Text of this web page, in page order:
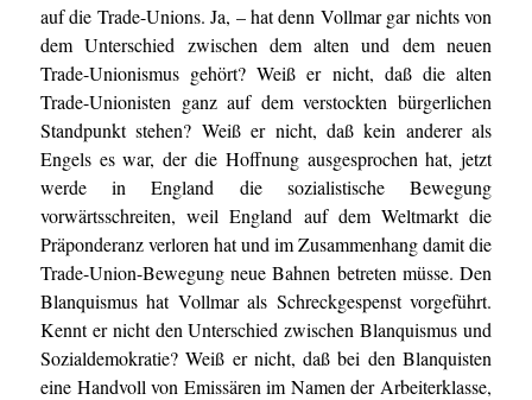
auf die Trade-Unions. Ja, – hat denn Vollmar gar nichts von
dem Unterschied zwischen dem alten und dem neuen
Trade-Unionismus gehört? Weiß er nicht, daß die alten
Trade-Unionisten ganz auf dem verstockten bürgerlichen
Standpunkt stehen? Weiß er nicht, daß kein anderer als
Engels es war, der die Hoffnung ausgesprochen hat, jetzt
werde in England die sozialistische Bewegung
vorwärtsschreiten, weil England auf dem Weltmarkt die
Präponderanz verloren hat und im Zusammenhang damit die
Trade-Union-Bewegung neue Bahnen betreten müsse. Den
Blanquismus hat Vollmar als Schreckgespenst vorgeführt.
Kennt er nicht den Unterschied zwischen Blanquismus und
Sozialdemokratie? Weiß er nicht, daß bei den Blanquisten
eine Handvoll von Emissären im Namen der Arbeiterklasse,